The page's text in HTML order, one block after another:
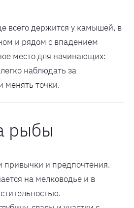
всего держится у камышей, в
и рядом с впадением
место для начинающих:
наблюдать за
менять точки.
рыбы
и предпочтения.
на мелководье и в